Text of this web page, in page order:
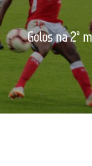
Golos na 2ª